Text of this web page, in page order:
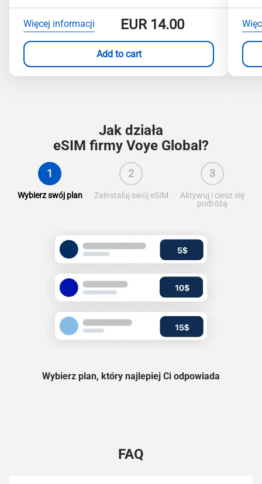
Więcej informacji EUR14.00
Add to cart
Jak działa
eSIM firmy Voye Global?
1
Wybierz swój plan
2
Zainstaluj swój eSIM
3
Aktywuj i ciesz się
podróżą
Wybierz plan, który najlepiej Ci odpowiada
FAQ